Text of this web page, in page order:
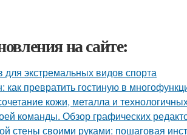
на сайте:
для экстремальных видов спорта
превратить гостиную в
кожи, металла и
команды. Обзор графических
стены своими руками: пошаговая